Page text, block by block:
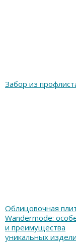
Забор из
Облицовочная
Wandermode:
и преимущества
уникальных